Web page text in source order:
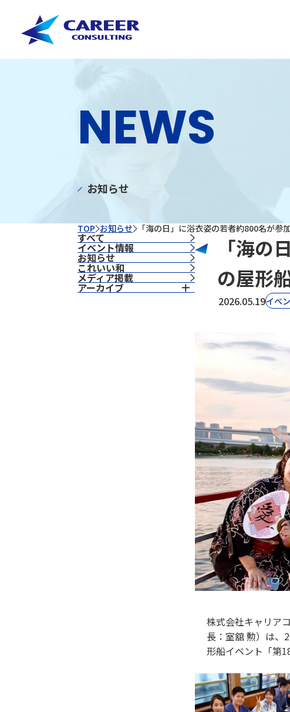
NEWS
お知らせ
TOP お知らせ 「海の日」に浴衣姿の若者約800名が
すべて
イベント情報
お知らせ
これいい和
⁨⁩メディア掲載
アーカイブ
「海
の屋形
2026.05.19イベ
株式会社キャリア
長：室舘 勲）は、
形船イベント「第